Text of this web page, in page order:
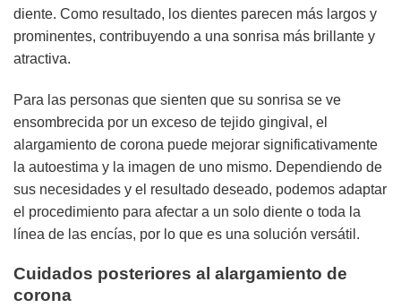
diente. Como resultado, los dientes parecen más largos y
prominentes, contribuyendo a una sonrisa más brillante y
atractiva.
Para las personas que sienten que su sonrisa se ve
ensombrecida por un exceso de tejido gingival, el
alargamiento de corona puede mejorar significativamente
la autoestima y la imagen de uno mismo. Dependiendo de
sus necesidades y el resultado deseado, podemos adaptar
el procedimiento para afectar a un solo diente o toda la
línea de las encías, por lo que es una solución versátil.
Cuidados posteriores al alargamiento de
corona